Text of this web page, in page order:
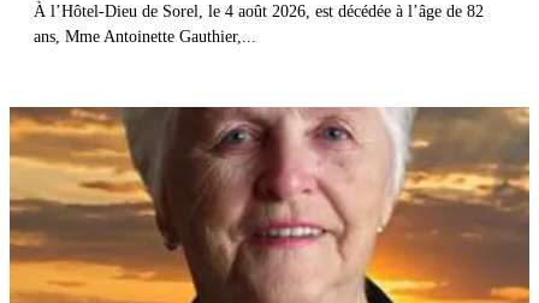
À l’Hôtel-Dieu de Sorel, le 4 août 2026, est décédée à l’âge de 82
ans, Mme Antoinette Gauthier,...